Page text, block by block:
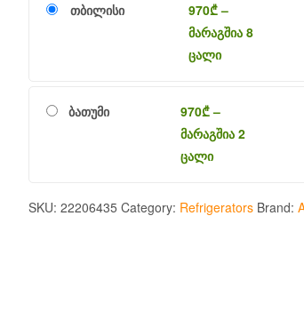
თბილისი 970₾–
მარაგშია 8
ცალი
ბათუმი 970₾–
მარაგშია 2
ცალი
SKU: 22206435 Category: Refrigerators Brand: